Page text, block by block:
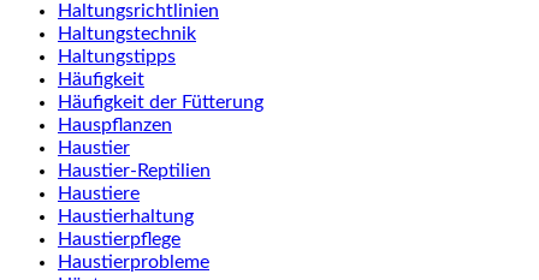
Haltungsrichtlinien
Haltungstechnik
Haltungstipps
Häufigkeit
Häufigkeit der Fütterung
Hauspflanzen
Haustier
Haustier-Reptilien
Haustiere
Haustierhaltung
Haustierpflege
Haustierprobleme